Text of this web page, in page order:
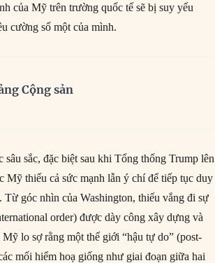
của Mỹ trên trường quốc tế sẽ bị suy yếu
cường số một của mình.
Cộng sản
sắc, đặc biệt sau khi Tổng thống Trump lên
thiếu cả sức mạnh lẫn ý chí để tiếp tục duy
góc nhìn của Washington, thiếu vắng đi sự
order) được dày công xây dựng và
lo sợ rằng một thế giới “hậu tự do” (post-
mối hiểm hoạ giống như giai đoạn giữa hai